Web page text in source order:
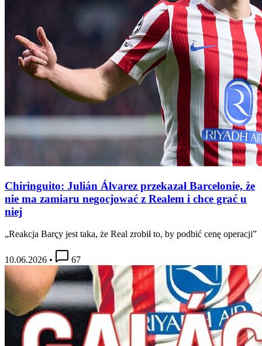
Chiringuito: Julián Álvarez przekazał Barcelonie, że
nie ma zamiaru negocjować z Realem i chce grać u
niej
„Reakcja Barçy jest taka, że Real zrobił to, by podbić cenę operacji”
10.06.2026 • 67